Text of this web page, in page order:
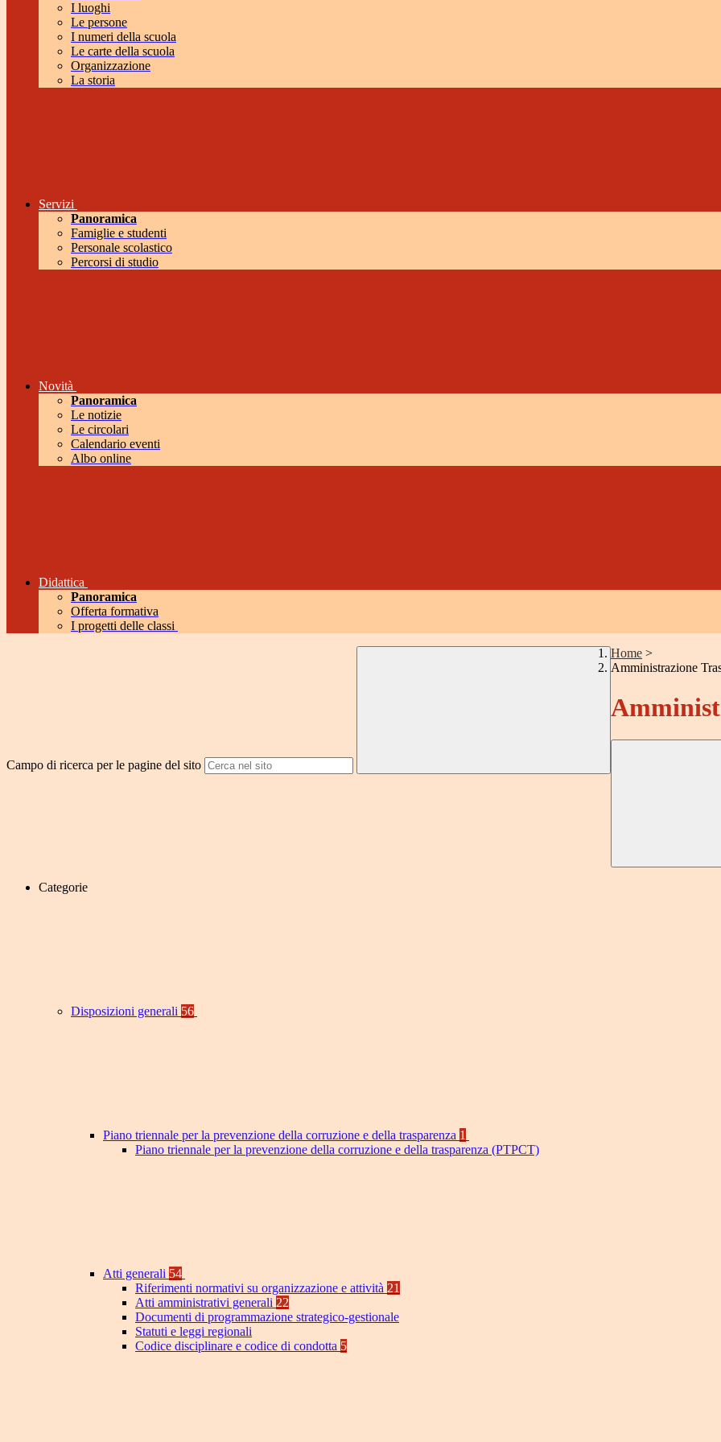
I luoghi
Le persone
I numeri della scuola
Le carte della scuola
Organizzazione
La storia
Servizi
Panoramica
Famiglie e studenti
Personale scolastico
Percorsi di studio
Novità
Panoramica
Le notizie
Le circolari
Calendario eventi
Albo online
Didattica
Panoramica
Offerta formativa
I progetti delle classi
Campo di ricerca per le pagine del sito
Home >
Amministrazione
Categorie
Disposizioni generali 56
Piano triennale per la prevenzione della corruzione e della trasparenza 1
Piano triennale per la prevenzione della corruzione e della trasparenza (PTPCT)
Atti generali 54
Riferimenti normativi su organizzazione e attività 21
Atti amministrativi generali 22
Documenti di programmazione strategico-gestionale
Statuti e leggi regionali
Codice disciplinare e codice di condotta 5